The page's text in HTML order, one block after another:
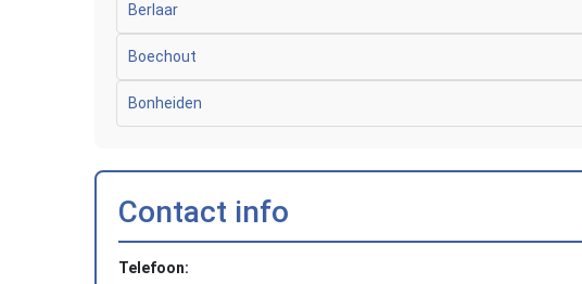
Berlaar
Boechout
Bonheiden
Contact info
Telefoon: